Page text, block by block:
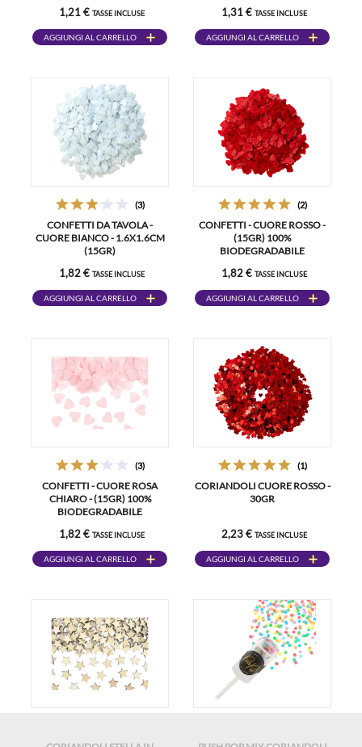
1,21 € TASSE INCLUSE
AGGIUNGI AL CARRELLO
1,31 € TASSE INCLUSE
AGGIUNGI AL CARRELLO
(3)
CONFETTI DA TAVOLA -
CUORE BIANCO - 1.6X1.6CM
(15GR)
1,82 € TASSE INCLUSE
AGGIUNGI AL CARRELLO
(2)
CONFETTI - CUORE ROSSO -
(15GR) 100%
BIODEGRADABILE
1,82 € TASSE INCLUSE
AGGIUNGI AL CARRELLO
(3)
CONFETTI - CUORE ROSA
CHIARO - (15GR) 100%
BIODEGRADABILE
1,82 € TASSE INCLUSE
AGGIUNGI AL CARRELLO
(1)
CORIANDOLI CUORE ROSSO -
30GR
2,23 € TASSE INCLUSE
AGGIUNGI AL CARRELLO